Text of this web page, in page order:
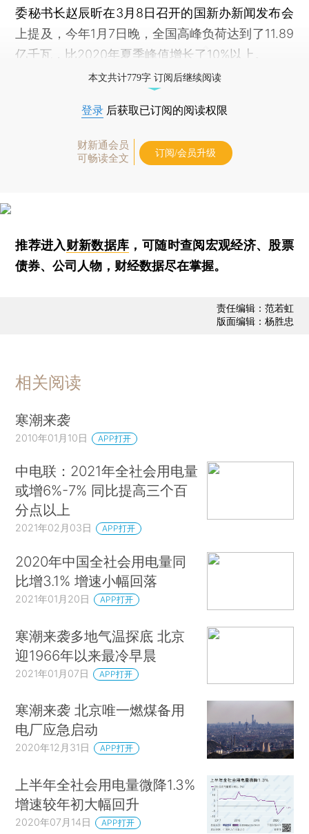
委秘书长赵辰昕在3月8日召开的国新办新闻发布会
上提及，今年1月7日晚，全国高峰负荷达到了11.89
亿千瓦，比2020年夏季峰值增长了10%以上。
本文共计779字 订阅后继续阅读
登录 后获取已订阅的阅读权限
财新通会员
可畅读全文
订阅/会员升级
推荐进入财新数据库 ，可随时查阅宏观经济、股票
债券、公司人物，财经数据尽在掌握。
责任编辑：范若虹
版面编辑：杨胜忠
相关阅读
寒潮来袭
2010年01月10日 APP打开
中电联：2021年全社会用电量
或增6%-7% 同比提高三个百
分点以上
2021年02月03日 APP打开
2020年中国全社会用电量同
比增3.1% 增速小幅回落
2021年01月20日 APP打开
寒潮来袭多地气温探底 北京
迎1966年以来最冷早晨
2021年01月07日 APP打开
寒潮来袭 北京唯一燃煤备用
电厂应急启动
2020年12月31日 APP打开
上半年全社会用电量微降1.3%
增速较年初大幅回升
2020年07月14日 APP打开